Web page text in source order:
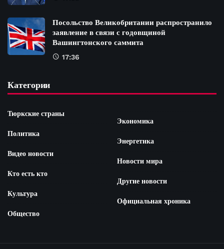
Посольство Великобритании распространило
заявление в связи с годовщиной
Вашингтонского саммита
17:36
Категории
Тюркские страны
Политика
Видео новости
Кто есть кто
Культура
Общество
Экономика
Энергетика
Новости мира
Другие новости
Официальная хроника